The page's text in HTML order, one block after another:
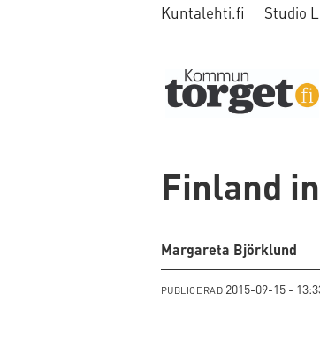
Kuntalehti.fi Studio
Finland
Margareta Björklund
PUBLICERAD 2015-09-15 -